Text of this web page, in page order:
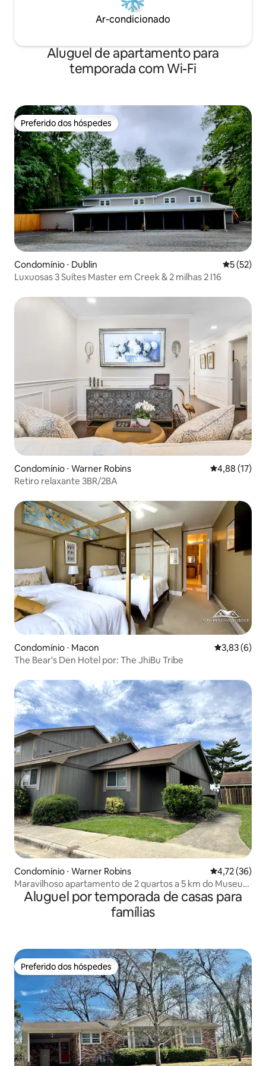
Ar-condicionado
Aluguel de apartamento para
temporada com Wi-Fi
Preferido dos hóspedes
Preferido dos hóspedes
Condomínio ⋅ Dublin 5 de uma
5 (52)
Luxuosas 3 Suítes Master em Creek & 2 milhas 2 I16
Condomínio ⋅ Warner Robins 4,88 de uma
4,88 (17)
Retiro relaxante 3BR/2BA
Condomínio ⋅ Macon 3,83 de
3,83 (6)
The Bear's Den Hotel por: The JhiBu Tribe
Condomínio ⋅ Warner Robins 4,72 de uma
4,72 (36)
Maravilhoso apartamento de 2 quartos a 5 km do Museu
da Aviação
Aluguel por temporada de casas para
famílias
Preferido dos hóspedes
Preferido dos hóspedes